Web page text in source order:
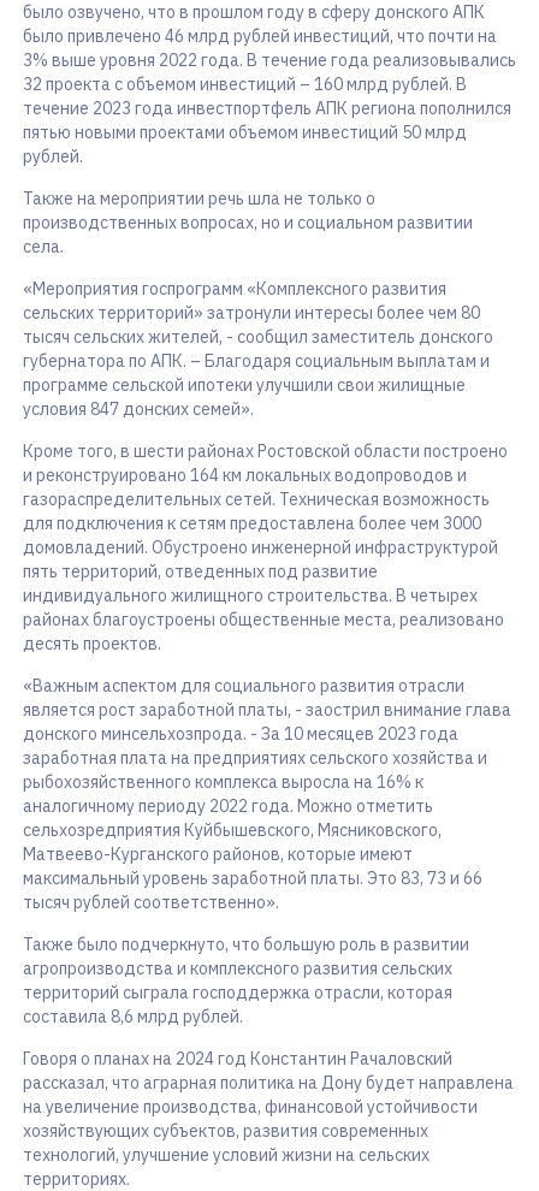
было озвучено, что в прошлом году в сферу донского АПК
было привлечено 46 млрд рублей инвестиций, что почти на
3% выше уровня 2022 года. В течение года реализовывались
32 проекта с объемом инвестиций – 160 млрд рублей. В
течение 2023 года инвестпортфель АПК региона пополнился
пятью новыми проектами объемом инвестиций 50 млрд
рублей.
Также на мероприятии речь шла не только о
производственных вопросах, но и социальном развитии
села.
«Мероприятия госпрограмм «Комплексного развития
сельских территорий» затронули интересы более чем 80
тысяч сельских жителей, - сообщил заместитель донского
губернатора по АПК. – Благодаря социальным выплатам и
программе сельской ипотеки улучшили свои жилищные
условия 847 донских семей».
Кроме того, в шести районах Ростовской области построено
и реконструировано 164 км локальных водопроводов и
газораспределительных сетей. Техническая возможность
для подключения к сетям предоставлена более чем 3000
домовладений. Обустроено инженерной инфраструктурой
пять территорий, отведенных под развитие
индивидуального жилищного строительства. В четырех
районах благоустроены общественные места, реализовано
десять проектов.
«Важным аспектом для социального развития отрасли
является рост заработной платы, - заострил внимание глава
донского минсельхозпрода. - За 10 месяцев 2023 года
заработная плата на предприятиях сельского хозяйства и
рыбохозяйственного комплекса выросла на 16% к
аналогичному периоду 2022 года. Можно отметить
сельхозредприятия Куйбышевского, Мясниковского,
Матвеево-Курганского районов, которые имеют
максимальный уровень заработной платы. Это 83, 73 и 66
тысяч рублей соответственно».
Также было подчеркнуто, что большую роль в развитии
агропроизводства и комплексного развития сельских
территорий сыграла господдержка отрасли, которая
составила 8,6 млрд рублей.
Говоря о планах на 2024 год Константин Рачаловский
рассказал, что аграрная политика на Дону будет направлена
на увеличение производства, финансовой устойчивости
хозяйствующих субъектов, развития современных
технологий, улучшение условий жизни на сельских
территориях.